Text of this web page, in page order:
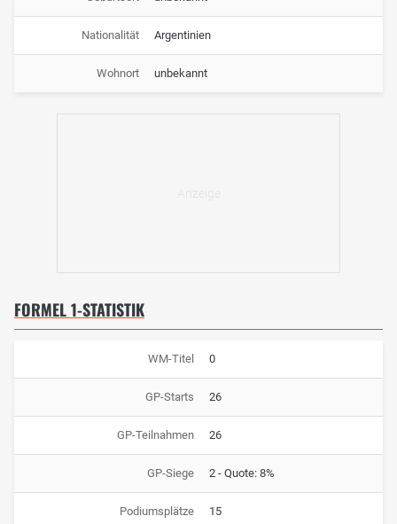
Nationalität Argentinien
Wohnort unbekannt
FORMEL 1-STATISTIK
WM-Titel 0
GP-Starts 26
GP-Teilnahmen 26
GP-Siege 2 - Quote: 8%
Podiumsplätze 15